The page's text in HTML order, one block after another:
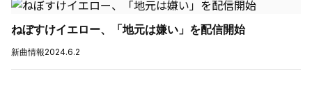
ねぼすけイエロー、「地元は嫌い」を配信開始
新曲情報2024.6.2